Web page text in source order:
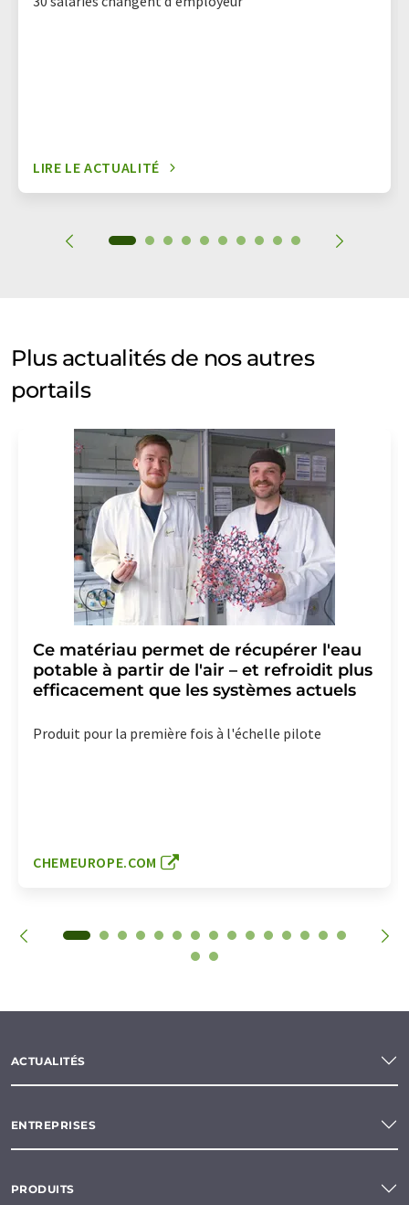
LIRE LE ACTUALITÉ
Plus actualités de nos autres
portails
Ce matériau permet de récupérer l'eau
potable à partir de l'air – et refroidit plus
efficacement que les systèmes actuels
Produit pour la première fois à l'échelle pilote
CHEMEUROPE.COM
ACTUALITÉS
ENTREPRISES
PRODUITS